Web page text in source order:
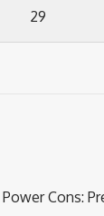
29
Power Cons: